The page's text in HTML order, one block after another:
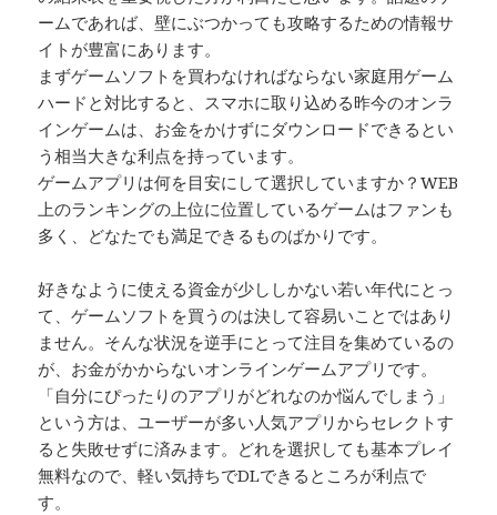
ームであれば、壁にぶつかっても攻略するための情報サ
イトが豊富にあります。
まずゲームソフトを買わなければならない家庭用ゲーム
ハードと対比すると、スマホに取り込める昨今のオンラ
インゲームは、お金をかけずにダウンロードできるとい
う相当大きな利点を持っています。
ゲームアプリは何を目安にして選択していますか？WEB
上のランキングの上位に位置しているゲームはファンも
多く、どなたでも満足できるものばかりです。
好きなように使える資金が少ししかない若い年代にとっ
て、ゲームソフトを買うのは決して容易いことではあり
ません。そんな状況を逆手にとって注目を集めているの
が、お金がかからないオンラインゲームアプリです。
「自分にぴったりのアプリがどれなのか悩んでしまう」
という方は、ユーザーが多い人気アプリからセレクトす
ると失敗せずに済みます。どれを選択しても基本プレイ
無料なので、軽い気持ちでDLできるところが利点で
す。